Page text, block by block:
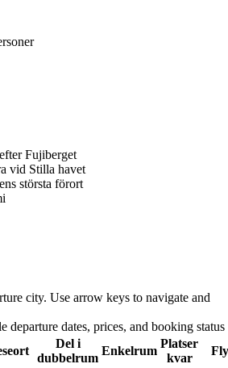
Fujiberget
vid Stilla havet
största förort
city. Use arrow keys to navigate and
departure dates, prices, and booking
Del i
dubbelrum
Enkelrum
Platser
kvar